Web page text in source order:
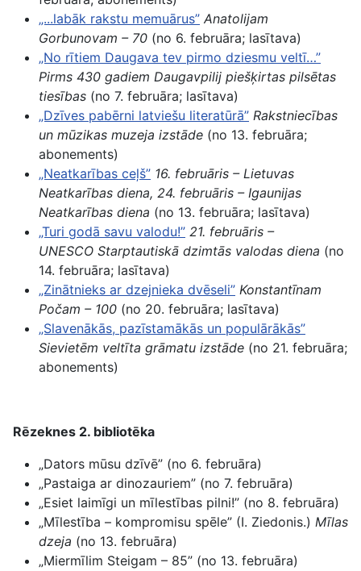
„...labāk rakstu memuārus” Anatolijam
Gorbunovam – 70 (no 6. februāra; lasītava)
„No rītiem Daugava tev pirmo dziesmu veltī…”
Pirms 430 gadiem Daugavpilij piešķirtas pilsētas
tiesības (no 7. februāra; lasītava)
„Dzīves pabērni latviešu literatūrā” Rakstniecības
un mūzikas muzeja izstāde (no 13. februāra;
abonements)
„Neatkarības ceļš” 16. februāris – Lietuvas
Neatkarības diena, 24. februāris – Igaunijas
Neatkarības diena (no 13. februāra; lasītava)
„Turi godā savu valodu!” 21. februāris –
UNESCO Starptautiskā dzimtās valodas diena (no
14. februāra; lasītava)
„Zinātnieks ar dzejnieka dvēseli” Konstantīnam
Počam – 100 (no 20. februāra; lasītava)
„Slavenākās, pazīstamākās un populārākās”
Sievietēm veltīta grāmatu izstāde (no 21. februāra;
abonements)
Rēzeknes 2. bibliotēka
„Dators mūsu dzīvē” (no 6. februāra)
„Pastaiga ar dinozauriem” (no 7. februāra)
„Esiet laimīgi un mīlestības pilni!” (no 8. februāra)
„Mīlestība – kompromisu spēle” (I. Ziedonis.) Mīlas
dzeja (no 13. februāra)
„Miermīlim Steigam – 85” (no 13. februāra)